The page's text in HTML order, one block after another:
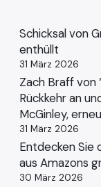
Schicksal von
enthüllt
31 März 2026
Zach Braff von
Rückkehr an
McGinley,
31 März 2026
Entdecken Sie
aus Amazons
30 März 2026